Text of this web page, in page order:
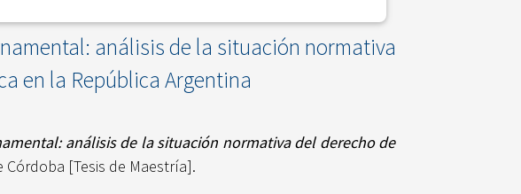
análisis de la situación normativa
en la República Argentina
análisis de la situación normativa del derecho de
Córdoba [Tesis de Maestría].